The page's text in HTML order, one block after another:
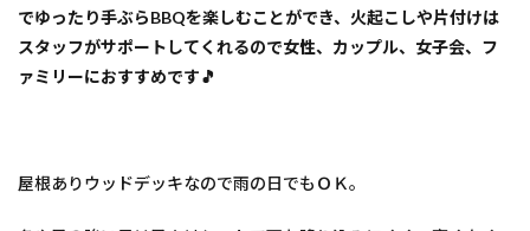
でゆったり手ぶらBBQを楽しむことができ、火起こしや片付けは
スタッフがサポートしてくれるので女性、カップル、女子会、フ
ァミリーにおすすめです🎵
屋根ありウッドデッキなので雨の日でもＯＫ。